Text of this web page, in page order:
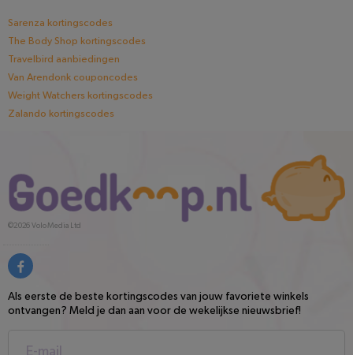
Sarenza kortingscodes
The Body Shop kortingscodes
Travelbird aanbiedingen
Van Arendonk couponcodes
Weight Watchers kortingscodes
Zalando kortingscodes
©2026Volo Media Ltd
Als eerste de beste kortingscodes van jouw favoriete winkels
ontvangen? Meld je dan aan voor de wekelijkse nieuwsbrief!